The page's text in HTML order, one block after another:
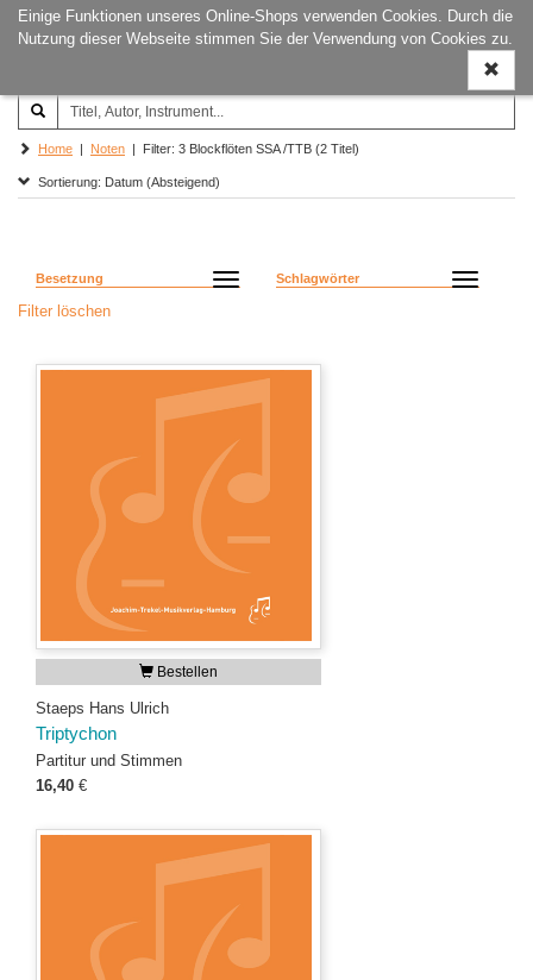
Einige Funktionen unseres Online-Shops verwenden Cookies. Durch die
Nutzung dieser Webseite stimmen Sie der Verwendung von Cookies zu.
ein-/
Joachim‐Trekel‐Musikverlag,
Hamburg
Home | Noten | Filter: 3 Blockflöten SSA /TTB (2 Titel)
Sortierung: Datum (Absteigend)
Besetzung Schlagwörter
Filter löschen
Bestellen
Staeps Hans Ulrich
Triptychon
Partitur und Stimmen
16,40 €